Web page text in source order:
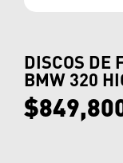
DISCOS DE
BMW 320
$